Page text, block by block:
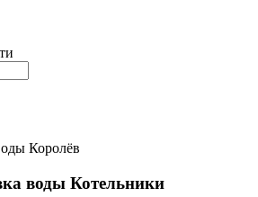
Королёв
воды Котельники